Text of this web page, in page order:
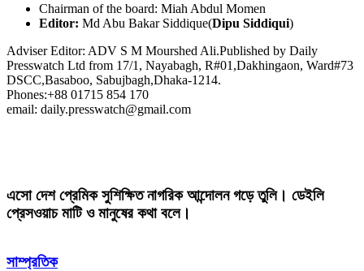
Chairman of the board: Miah Abdul Momen
Editor: Md Abu Bakar Siddique(Dipu Siddiqui)
Adviser Editor: ADV S M Mourshed Ali.Published by Daily
Presswatch Ltd from 17/1, Nayabagh, R#01,Dakhingaon, Ward#73
DSCC,Basaboo, Sabujbagh,Dhaka-1214.
Phones:+88 01715 854 170
email: daily.presswatch@gmail.com
এসো দেশ প্রেমিক সুশিক্ষিত নাগরিক আন্দোলন গড়ে তুলি। ডেইলি
প্রেসওয়াচ মাটি ও মানুষের কথা বলে।
সাম্প্রতিক